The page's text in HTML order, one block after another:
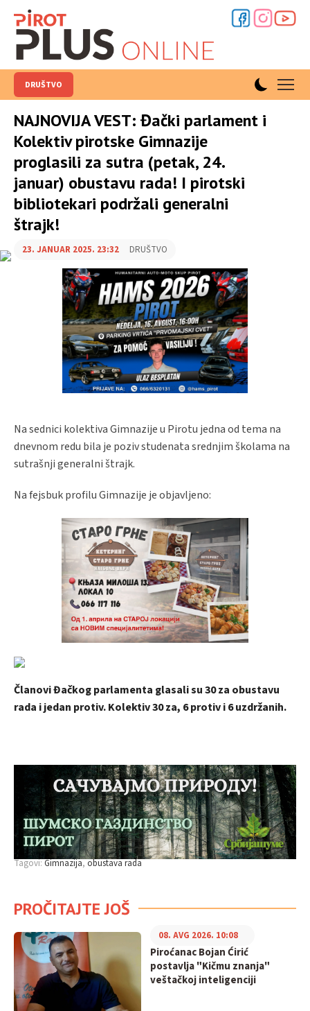
DRUŠTVO
NAJNOVIJA VEST: Đački parlament i
Kolektiv pirotske Gimnazije
proglasili za sutra (petak, 24.
januar) obustavu rada! I pirotski
bibliotekari podržali generalni
štrajk!
23. JANUAR 2025. 23:32 DRUŠTVO
Na sednici kolektiva Gimnazije u Pirotu jedna od tema na
dnevnom redu bila je poziv studenata srednjim školama na
sutrašnji generalni štrajk.
Na fejsbuk profilu Gimnazije je objavljeno:
Članovi Đačkog parlamenta glasali su 30 za obustavu
rada i jedan protiv. Kolektiv 30 za, 6 protiv i 6 uzdržanih.
Tagovi:Gimnazija obustava rada
PROČITAJTE JOŠ
Piroćanac Bojan Ćirić
postavlja "Kičmu znanja"
veštačkoj inteligenciji
08. AVG 2026. 10:08